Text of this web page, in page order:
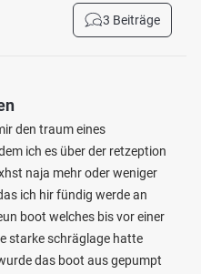
3 Beiträge
den traum eines
ich es über der retzeption
naja mehr oder weniger
ich hir fündig werde an
boot welches bis vor einer
starke schräglage hatte
das boot aus gepumpt